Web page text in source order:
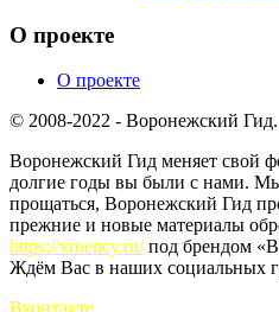
О проекте
О проекте
© 2008-2022 - Воронежский Гид.
Воронежский Гид меняет свой
долгие годы вы были с нами.
прощаться, Воронежский Гид
прежние и новые материалы
https://vrnency.ru/под брендом
Ждём Вас в наших социальных